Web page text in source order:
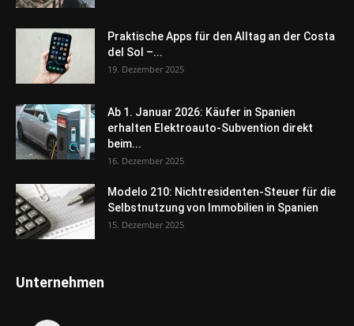
Praktische Apps für den Alltag an der Costa
del Sol –...
19. Dezember 2025
Ab 1. Januar 2026: Käufer in Spanien
erhalten Elektroauto-Subvention direkt
beim...
16. Dezember 2025
Modelo 210: Nichtresidenten-Steuer für die
Selbstnutzung von Immobilien in Spanien
15. Dezember 2025
Unternehmen